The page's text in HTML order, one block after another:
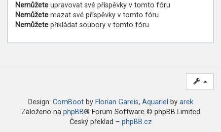
Nemůžete upravovat své příspěvky v tomto fóru
Nemůžete mazat své příspěvky v tomto fóru
Nemůžete přikládat soubory v tomto fóru
Design: ComBootby Florian Gareis, Aquariel by arek
Založeno na phpBB® Forum Software © phpBB Limited
Český překlad – phpBB.cz